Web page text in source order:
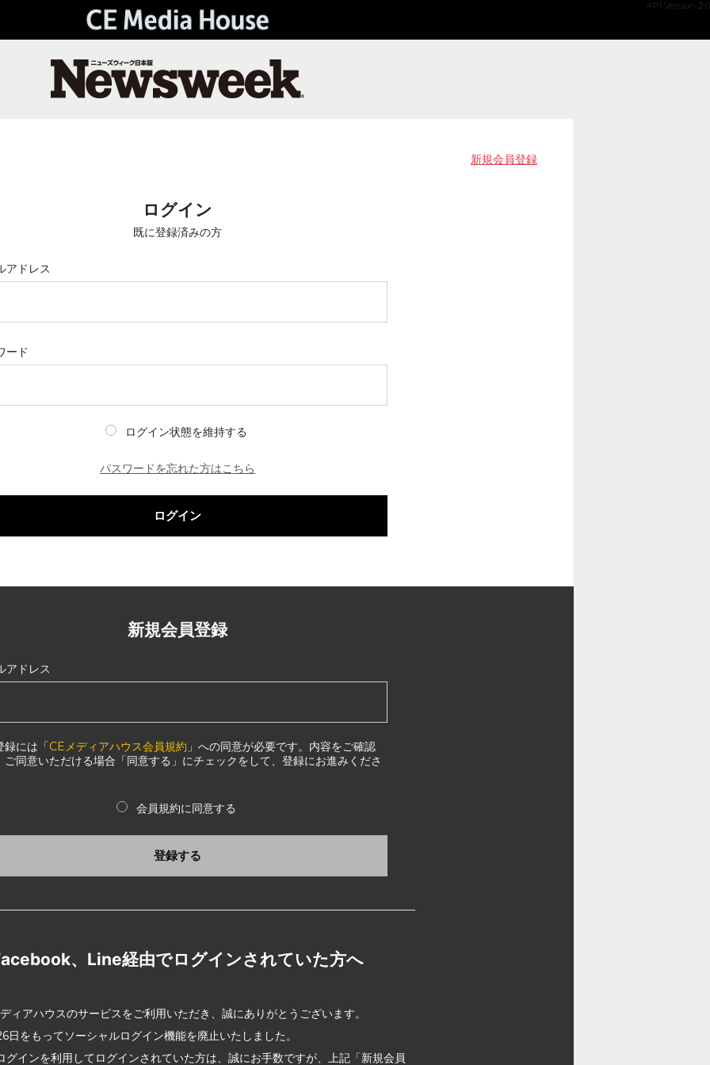
API Version 2.0
新規会員登録
ログイン
既に登録済みの方
アドレス
ード
ログイン状態を維持する
パスワードを忘れた方はこちら
ログイン
新規会員登録
アドレス
録には「CEメディアハウス会員規約 」への同意が必要です。内容をご確認
ご同意いただける場合「同意する」にチェックをして、登録にお進みくださ
会員規約に同意する
登録する
、Line経由でログインされていた方へ
ィアハウスのサービスをご利用いただき、誠にありがとうございます。
日をもってソーシャルログイン機能を廃止いたしました。
グインを利用してログインされていた方は、誠にお手数ですが、上記「新規会員